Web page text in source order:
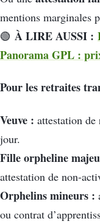
mentions marginales
🟢 À LIRE AUSSI :
Panorama GPL :
Pour les retraites
Veuve : attestation
jour.
Fille orpheline
attestation de non-
Orphelins mineurs :
ou contrat